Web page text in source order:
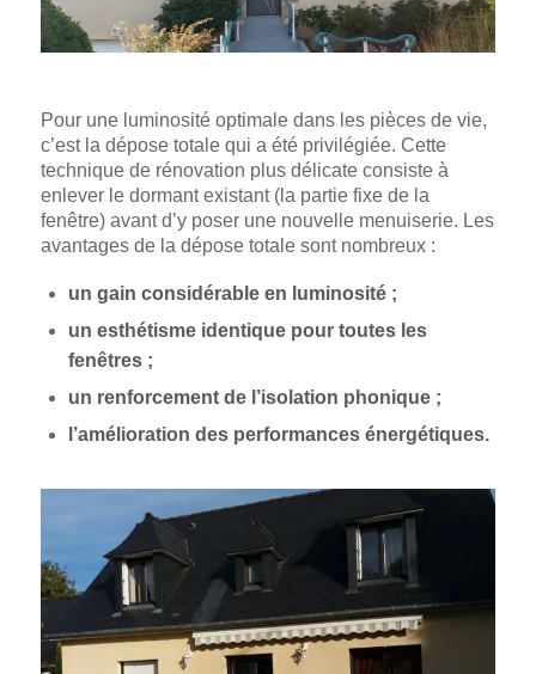
Pour une luminosité optimale dans les pièces de vie,
c’est la dépose totale qui a été privilégiée. Cette
technique de rénovation plus délicate consiste à
enlever le dormant existant (la partie fixe de la
fenêtre) avant d’y poser une nouvelle menuiserie. Les
avantages de la dépose totale sont nombreux :
un gain considérable en luminosité ;
un esthétisme identique pour toutes les
fenêtres ;
un renforcement de l’isolation phonique ;
l’amélioration des performances énergétiques.